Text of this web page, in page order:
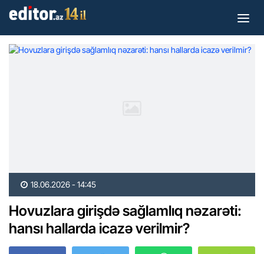
18.06.2026 - 14:45
Hovuzlara girişdə sağlamlıq nəzarəti:
hansı hallarda icazə verilmir?